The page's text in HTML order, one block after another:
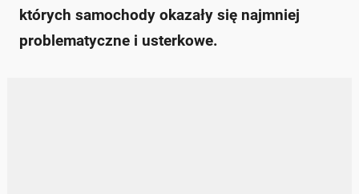
których samochody okazały się najmniej
problematyczne i usterkowe.